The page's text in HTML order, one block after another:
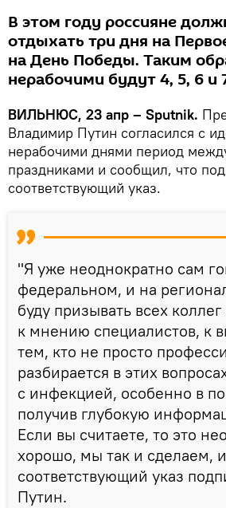
В этом году россияне
отдыхать три дня на
на День Победы. Таким
нерабочими будут 4, 5, 6 и
ВИЛЬНЮС, 23 апр – Sputnik.
Владимир Путин согласился с
нерабочими днями период
праздниками и сообщил, что
соответствующий указ.
"Я уже неоднократно сам
федеральном, и на
буду призывать всех
к мнению специалистов, к
тем, кто не просто
разбирается в этих
с инфекцией, особенно в
получив глубокую
Если вы считаете, то это
хорошо, мы так и сделаем,
соответствующий указ
Путин.